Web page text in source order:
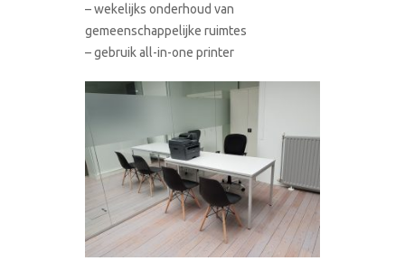
– wekelijks onderhoud van
gemeenschappelijke ruimtes
– gebruik all-in-one printer